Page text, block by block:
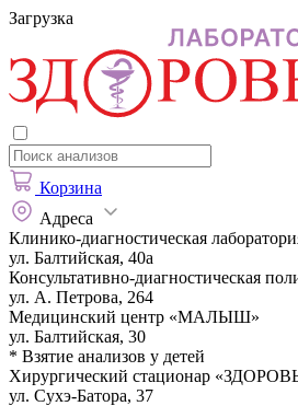
Загрузка
Корзина
Адреса
Клинико-диагностическая
ул. Балтийская, 40а
Консультативно-диагностическая
ул. А. Петрова, 264
Медицинский центр «МАЛЫШ»
ул. Балтийская, 30
* Взятие анализов у детей
Хирургический стационар
ул. Сухэ-Батора, 37